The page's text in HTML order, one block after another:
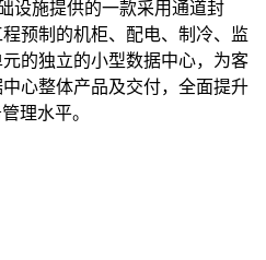
设施提供的一款采用通道封
预制的机柜、配电、制冷、监
的独立的小型数据中心，为客
中心整体产品及交付，全面提升
理水平。